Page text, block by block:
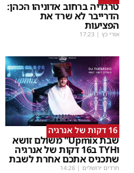
טרגדיה ברחוב אדוניהו הכהן:
הדרייבר לא שרד את
הפציעות
אורי כץ |
17:23
16 דקות של אנרגיה
שבת Upmix" משולם זושא
וTYH ב16 דקות של אנרגיה
שתכניס אתכם אחרת לשבת
חרדים ירושלים |
14:26